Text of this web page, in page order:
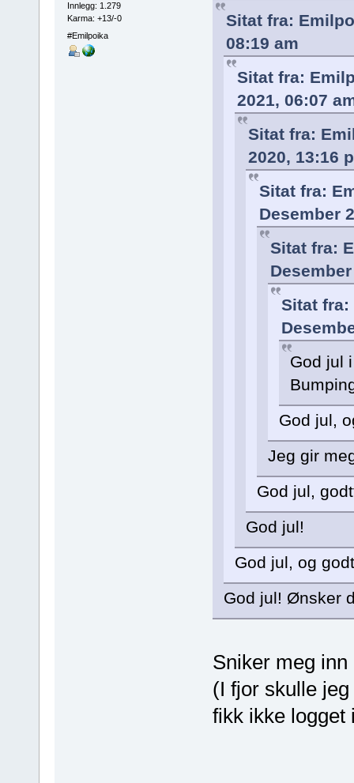
Innlegg: 1.279
Karma: +13/-0
#Emilpoika
Sitat fra:
08:19 am
Sitat fra:
2021, 06:07
Sitat fra:
2020, 13:16
Sitat fra:
Desember
Sitat fra:
Sitat fra:
God jul
God jul,
Jeg gir
God jul,
God jul!
God jul, og
God jul! Ønsker
Sniker meg
(I fjor skulle
fikk ikke logget